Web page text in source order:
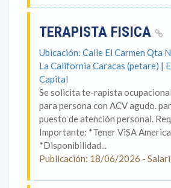
TERAPISTA FISICA
Ubicación: Calle El Carmen Qta
La California Caracas (petare) |
Capital
Se solicita te-rapista
para persona con ACV agudo.
puesto de atención personal.
Importante: *Tener ViSA
*Disponibilidad...
Publicación: 18/06/2026 -